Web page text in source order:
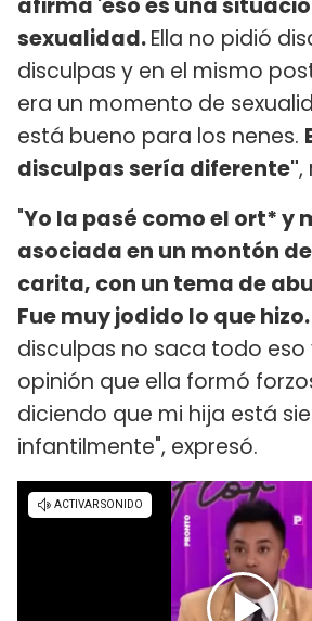
sexualidad.Ella no pidió
disculpas y en el mismo
era un momento de
está bueno para los nenes.
disculpas sería diferente",
"Yo la pasé como el ort* y
asociada en un montón
carita, con un tema de
Fue muy jodido lo que hizo.
disculpas no saca todo eso
opinión que ella formó
diciendo que mi hija está
infantilmente", expresó.